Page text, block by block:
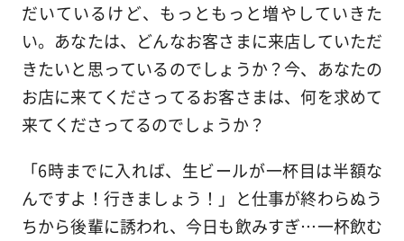
だいているけど、もっともっと増やしていきた
い。あなたは、どんなお客さまに来店していただ
きたいと思っているのでしょうか？今、あなたの
お店に来てくださってるお客さまは、何を求めて
来てくださってるのでしょうか？
「6時までに入れば、生ビールが一杯目は半額な
んですよ！行きましょう！」と仕事が終わらぬう
ちから後輩に誘われ、今日も飲みすぎ…一杯飲む